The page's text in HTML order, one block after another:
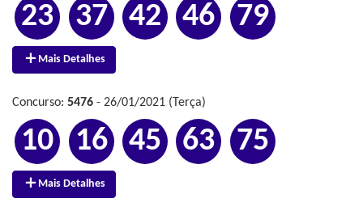
23 37 42 46 79
Mais Detalhes
Concurso: 5476 - 26/01/2021 (Terça)
10 16 45 63 75
Mais Detalhes